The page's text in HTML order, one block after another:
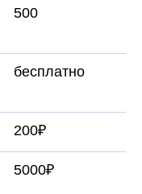
500
бесплатно
200₽
5000₽